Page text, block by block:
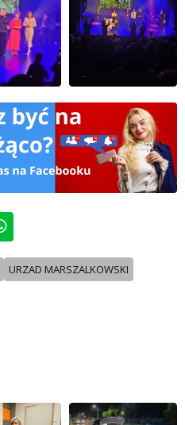
URZAD MARSZALKOWSKI